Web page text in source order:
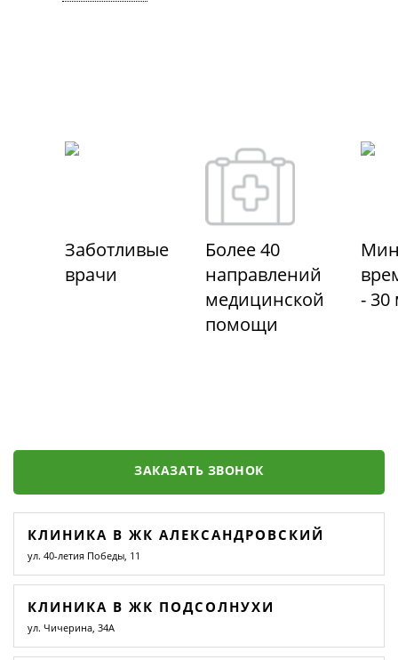
Заботливые
врачи
Более 40
направлений
медицинской
помощи
- 30
ЗАКАЗАТЬ ЗВОНОК
КЛИНИКА В ЖК АЛЕКСАНДРОВСКИЙ
ул. 40-летия Победы, 11
КЛИНИКА В ЖК ПОДСОЛНУХИ
ул. Чичерина, 34А